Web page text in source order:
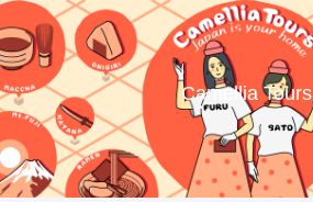
Camellia Tours